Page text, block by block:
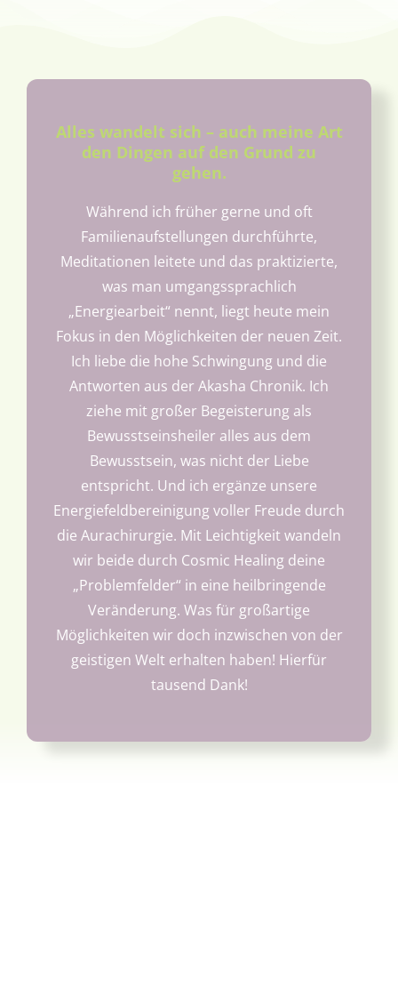
Alles wandelt sich – auch meine Art
den Dingen auf den Grund zu
gehen.
Während ich früher gerne und oft
Familienaufstellungen durchführte,
Meditationen leitete und das praktizierte,
was man umgangssprachlich
„Energiearbeit“ nennt, liegt heute mein
Fokus in den Möglichkeiten der neuen Zeit.
Ich liebe die hohe Schwingung und die
Antworten aus der Akasha Chronik. Ich
ziehe mit großer Begeisterung als
Bewusstseinsheiler alles aus dem
Bewusstsein, was nicht der Liebe
entspricht. Und ich ergänze unsere
Energiefeldbereinigung voller Freude durch
die Aurachirurgie. Mit Leichtigkeit wandeln
wir beide durch Cosmic Healing deine
„Problemfelder“ in eine heilbringende
Veränderung. Was für großartige
Möglichkeiten wir doch inzwischen von der
geistigen Welt erhalten haben! Hierfür
tausend Dank!